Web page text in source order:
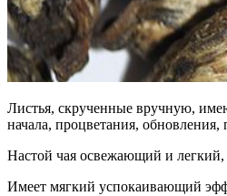
Листья, скрученные вручную,
начала, процветания, обновления,
Настой чая освежающий и
Имеет мягкий успокаивающий